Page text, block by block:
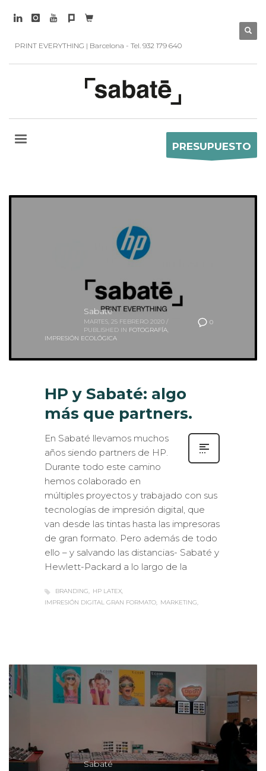
PRINT EVERYTHING | Barcelona - Tel. 932 179 640
Sabaté
MARTES, 25 FEBRERO 2020 /
PUBLISHED IN FOTOGRAFÍA,
IMPRESIÓN ECOLÓGICA
HP y Sabaté: algo
más que partners.
años siendo partners de HP.
Durante todo este camino
hemos colaborado en
múltiples proyectos y trabajado con sus
tecnologías de impresión digital, que
van desde las tintas hasta las impresoras
de gran formato. Pero además de todo
ello – y salvando las distancias- Sabaté y
Hewlett-Packard a lo largo de la
IMPRESIÓN DIGITAL GRAN FORMATO
Sabaté
MARTES, 28 ENERO 2020 /